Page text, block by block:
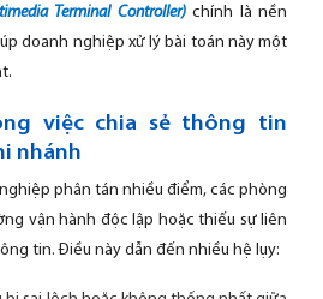
Terminal Controller)chính là nền
doanh nghiệp xử lý bài toán này một
việc chia sẻ thông tin
nhánh
phân tán nhiều điểm, các phòng
vận hành độc lập hoặc thiếu sự liên
tin. Điều này dẫn đến nhiều hệ lụy: